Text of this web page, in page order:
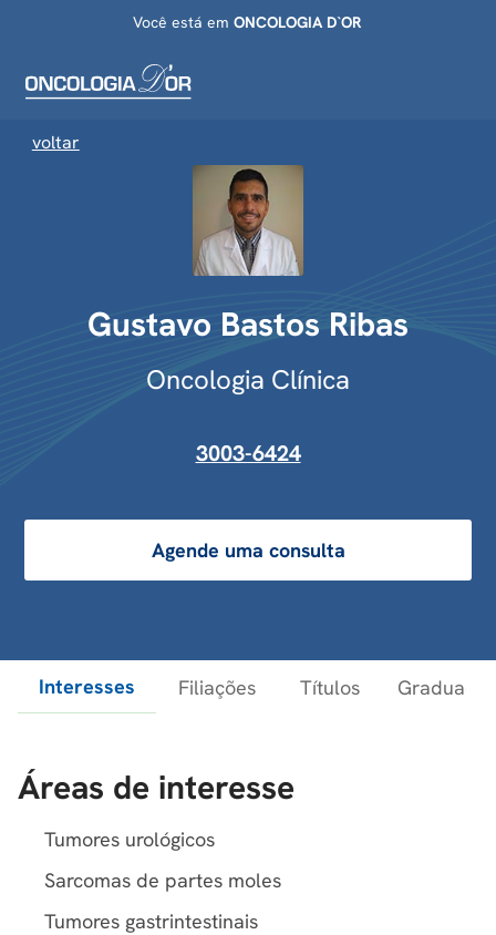
Você está em ONCOLOGIA D`OR
voltar
Gustavo Bastos Ribas
Oncologia Clínica
3003-6424
Agende uma consulta
Interesses Filiações Títulos
Áreas de interesse
Tumores urológicos
Sarcomas de partes moles
Tumores gastrintestinais